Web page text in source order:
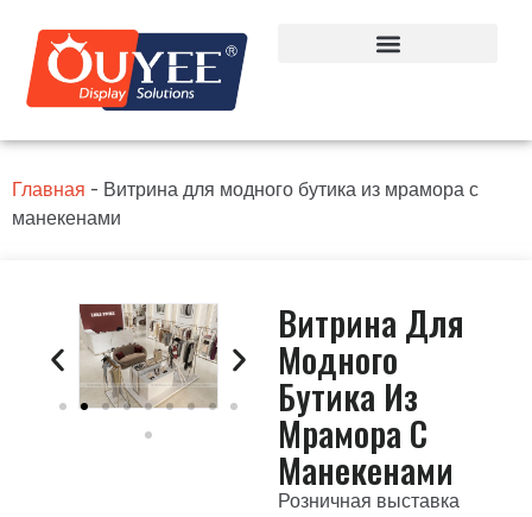
Главная - Витрина для модного бутика из мрамора с
манекенами
Витрина Для
Модного
Бутика Из
Мрамора С
Манекенами
Розничная выставка